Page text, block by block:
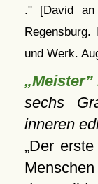
." [David an
und Werk.
sechs
inneren
Der